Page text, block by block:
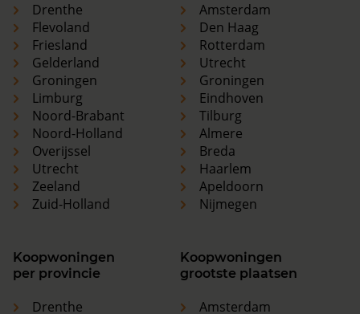
Drenthe
Flevoland
Friesland
Gelderland
Groningen
Limburg
Noord-Brabant
Noord-Holland
Overijssel
Utrecht
Zeeland
Zuid-Holland
Amsterdam
Den Haag
Rotterdam
Utrecht
Groningen
Eindhoven
Tilburg
Almere
Breda
Haarlem
Apeldoorn
Nijmegen
Koopwoningen
per provincie
Drenthe
Koopwoningen
grootste plaatsen
Amsterdam